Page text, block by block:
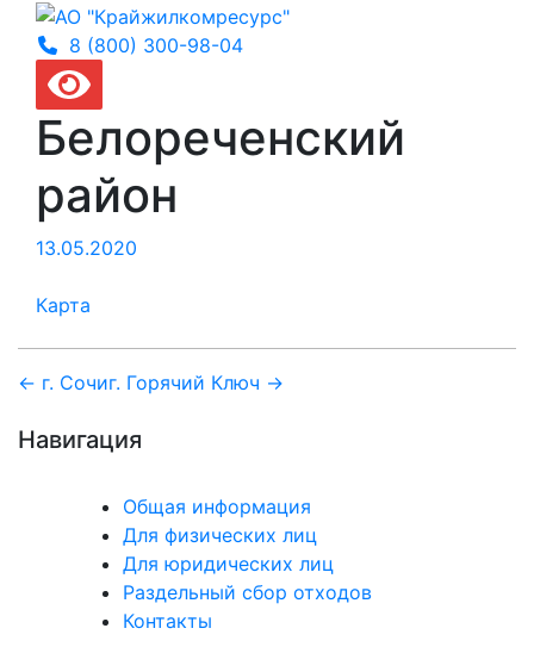
8 (800) 300-98-04
Белореченский
район
13.05.2020
Карта
Навигация
по
← г. Сочиг. Горячий Ключ →
Навигация
Общая информация
Для физических лиц
Для юридических лиц
Раздельный сбор отходов
Контакты